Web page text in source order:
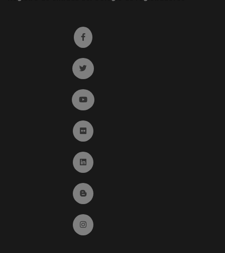
Ir a facebook (abre en ventana nueva)
Ir a twitter (abre en ventana nueva)
Ir a YouTube (abre en ventana nueva)
Ir a Flickr (abre en ventana nueva)
Ir a Linkedin (abre en ventana nueva)
Ir al Blog (abre en ventana nueva)
Ir a Instagram (abre en ventana nueva)